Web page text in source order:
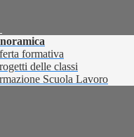
formativa
delle classi
Scuola Lavoro